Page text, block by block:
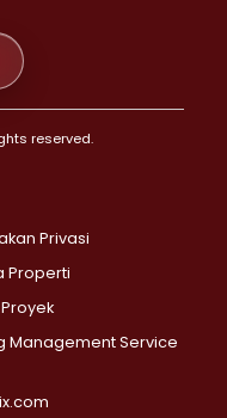
>
>
reserved.
Privasi
Properti
Management Service